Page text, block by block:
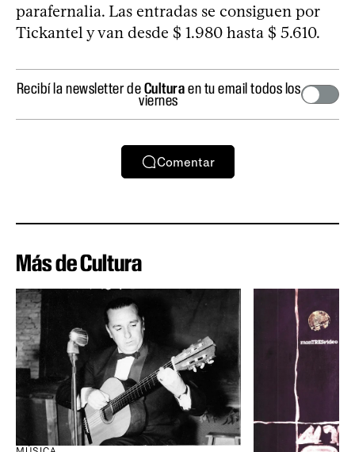
parafernalia. Las entradas se consiguen por
Tickantel y van desde $ 1.980 hasta $ 5.610.
Recibí la newsletter deCulturaen tu email todos los
viernes
Comentar
Más de Cultura